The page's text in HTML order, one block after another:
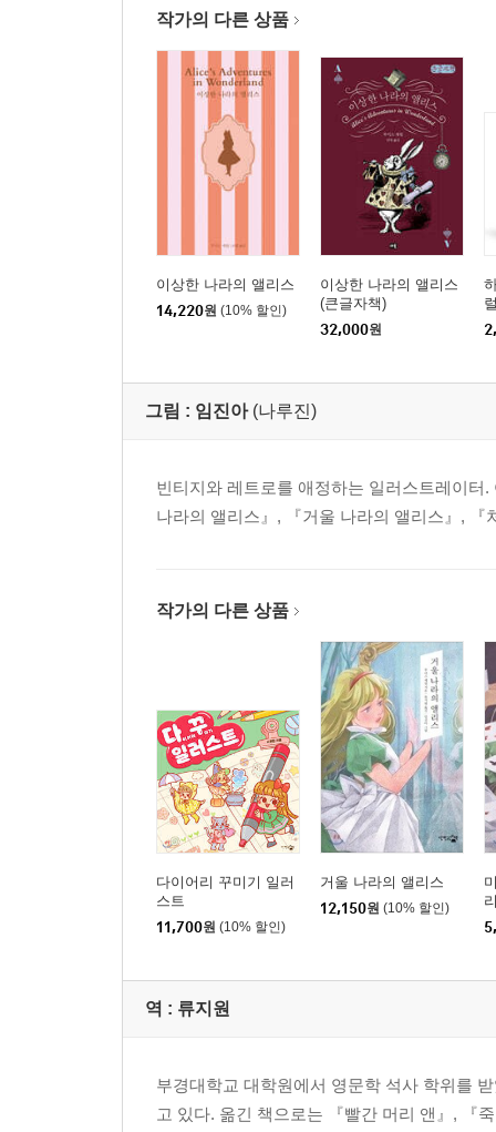
작가의 다른 상품
이상한 나라의 앨리스
14,220원 (10% 할인)
이상한 나라의 앨리스
(큰글자책)
32,000원
그림 : 임진아 (나루진)
빈티지와 레트로를 애정하는 일러스트레이터
나라의 앨리스』, 『거울 나라의 앨리스』, 『
작가의 다른 상품
다이어리 꾸미기 일러
스트
11,700원 (10% 할인)
거울 나라의 앨리스
12,150원 (10% 할인)
역 : 류지원
부경대학교 대학원에서 영문학 석사 학위를
고 있다. 옮긴 책으로는 『빨간 머리 앤』, 『